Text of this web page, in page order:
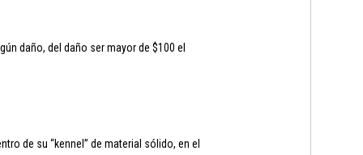
daño, del daño ser mayor de $100 el
de su “kennel” de material sólido, en el